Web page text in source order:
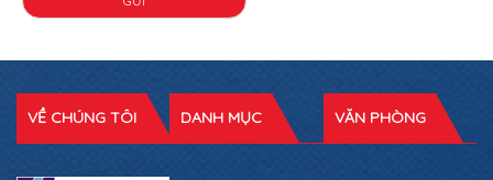
VỀ CHÚNG TÔI DANH MỤC VĂN PHÒNG